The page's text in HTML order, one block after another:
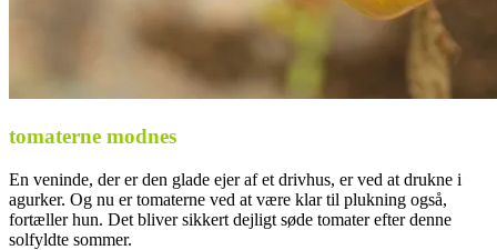
tomaterne modnes
En veninde, der er den glade ejer af et drivhus, er ved at drukne i
agurker. Og nu er tomaterne ved at være klar til plukning også,
fortæller hun. Det bliver sikkert dejligt søde tomater efter denne
solfyldte sommer.